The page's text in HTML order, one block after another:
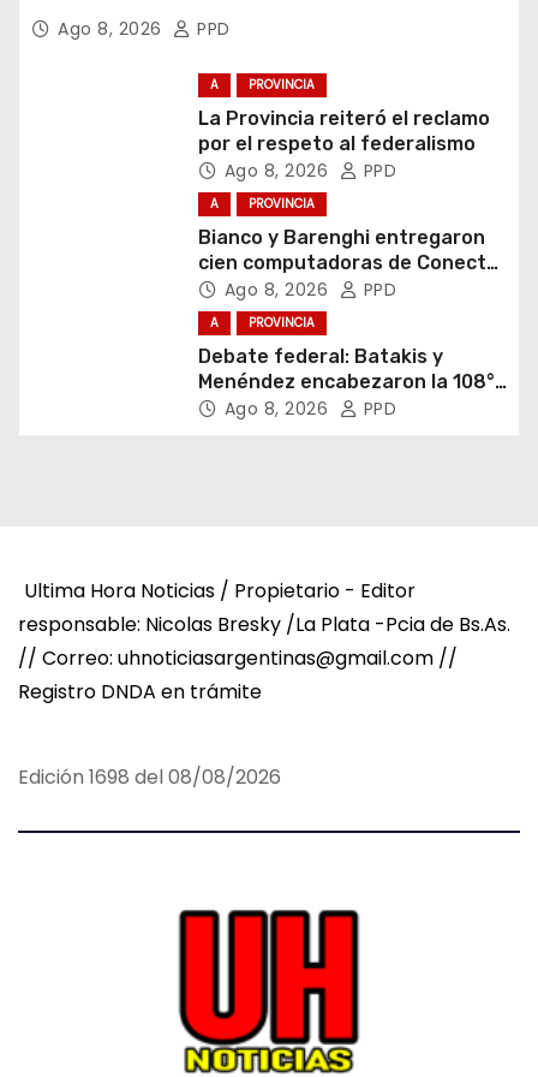
Ago 8, 2026 PPD
A PROVINCIA
La Provincia reiteró el reclamo
por el respeto al federalismo
Ago 8, 2026 PPD
A PROVINCIA
Bianco y Barenghi entregaron
cien computadoras de Conectar
Igualdad Bonaerense
Ago 8, 2026 PPD
A PROVINCIA
Debate federal: Batakis y
Menéndez encabezaron la 108°
Asamblea del CNV
Ago 8, 2026 PPD
Ultima Hora Noticias / Propietario - Editor
responsable: Nicolas Bresky /La Plata -Pcia de Bs.As.
// Correo: uhnoticiasargentinas@gmail.com //
Registro DNDA en trámite
Edición 1698 del 08/08/2026